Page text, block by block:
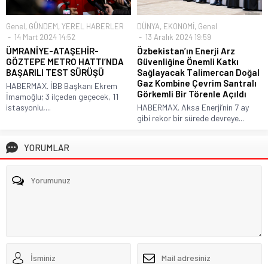
Genel, GÜNDEM, YEREL HABERLER
14 Mart 2024 14:52
ÜMRANİYE-ATAŞEHİR-
GÖZTEPE METRO HATTI’NDA
BAŞARILI TEST SÜRÜŞÜ
HABERMAX. İBB Başkanı Ekrem
İmamoğlu; 3 ilçeden geçecek, 11
istasyonlu,...
DÜNYA, EKONOMİ, Genel
13 Aralık 2024 19:59
Özbekistan’ın Enerji Arz
Güvenliğine Önemli Katkı
Sağlayacak Talimercan Doğal
Gaz Kombine Çevrim Santralı
Görkemli Bir Törenle Açıldı
HABERMAX. Aksa Enerji’nin 7 ay
gibi rekor bir sürede devreye...
YORUMLAR